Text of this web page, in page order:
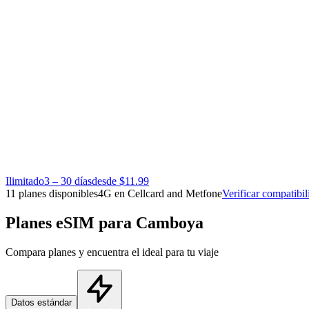
Ilimitado3 – 30 díasdesde $11.99
11 planes disponibles4G en Cellcard and MetfoneVerificar
Planes eSIM para Camboya
Compara planes y encuentra el ideal para tu viaje
Datos estándar